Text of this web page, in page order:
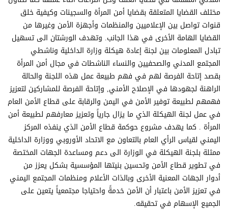
مختلف القضايا المتعلقة بقضايا أمن المرأة والسجينات وكيفية خلق
قنوات تواصل بين الإعلاميين والمنظمات وأجهزة الأمن وغيرها من
القضايا الهامة الأخرى في هذا الجانب. وتهدف الورشتان الى تسهيل
تبادل المعلومات بين لجنة إعادة هيكلة وزارة الداخلية وناشطي
المجتمع المدني والصحفيين والنساء الناشطات في مجال أمن المرأة
بقصد إتاحة الفرصة لهم في فهم طبيعة عمل هذه اللجنة والحالة
الراهنة لجهودها في الإصلاح الأمني, وإتاحة الفرصة للمشاركين لتعزيز
فهمهم لطبيعة توفير الأمن في اليمن والرقابة على قطاع الأمن العام
في عمل لجنة الهيكلة الذي ما يزال جارياً وتعزيز معارفهم لطبيعة أمن
المرأة . كما يهدف مشروع حوكمة قطاع الأمن الذي ينفذه المركز
اليمني لقياس الرأي العام بالتعاون مع الاتحاد الأوروبي ووزارة الداخلية
ممثلة بلجنة الهيكلة في الوزارة الى دعم ومساعدة الجهات المختصة
في تطوير قطاع الأمن وتحسين بنيتها المؤسسية بشكل يعزز من
أدوار الجهات المعنية الأخرى وبالذات الأعلام ومنظمات المجتمع اليمني
في تعزيز الأمن باعتبار أن الأمن خدمةً واحتياجا مجتمعياً يتعين على
الجميع الإسهام في تحقيقه.